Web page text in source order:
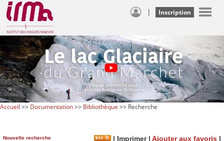
| Inscription
Accueil >> Documentation>> Bibliothèque >> Recherche
Nouvelle recherche | Imprimer| Ajouter aux favoris |